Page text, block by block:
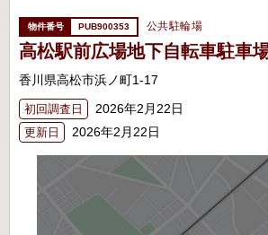
PUB900353 公共駐輪場
高松駅前広場地下自転車駐車
香川県高松市浜ノ町1-17
初回調査日 2026年2月22日
更新日 2026年2月22日